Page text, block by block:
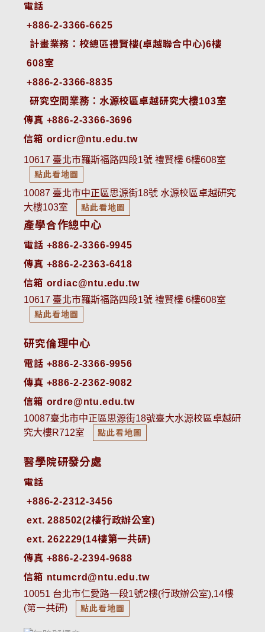
電話
+886-2-3366-6625
計畫業務：校總區禮賢樓(卓越聯合中心)6樓
608室
+886-2-3366-8835
研究空間業務：水源校區卓越研究大樓103室
傳真 +886-2-3366-3696
信箱 ordicr@ntu.edu.tw
10617 臺北市羅斯福路四段1號 禮賢樓 6樓608室
點此看地圖
10087 臺北市中正區思源街18號 水源校區卓越研究
大樓103室
點此看地圖
產學合作總中心
電話 +886-2-3366-9945
傳真 +886-2-2363-6418
信箱 ordiac@ntu.edu.tw
10617 臺北市羅斯福路四段1號 禮賢樓 6樓608室
點此看地圖
研究倫理中心
電話 +886-2-3366-9956
傳真 +886-2-2362-9082
信箱 ordre@ntu.edu.tw
10087臺北市中正區思源街18號臺大水源校區卓越研
究大樓R712室
點此看地圖
醫學院研發分處
電話
ext. 288502(2樓行政辦公室)
ext. 262229(14樓第一共研)
傳真 +886-2-2394-9688
信箱 ntumcrd@ntu.edu.tw
10051 台北市仁愛路一段1號2樓(行政辦公室),14樓
(第一共研)
點此看地圖